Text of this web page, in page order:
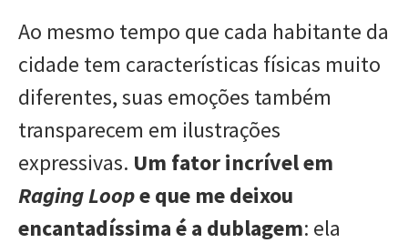
Ao mesmo tempo que cada habitante da
cidade tem características físicas muito
diferentes, suas emoções também
transparecem em ilustrações
expressivas. Um fator incrível em
Raging Loope que me deixou
encantadíssima é a dublagem: ela